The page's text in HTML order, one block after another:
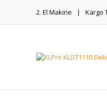
2. El Makine Kargo